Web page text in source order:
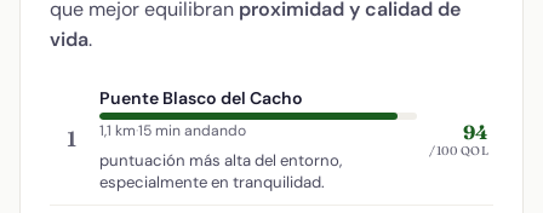
que mejor equilibran proximidad y calidad de
vida.
1
Puente Blasco del Cacho
1,1 km·15 min andando
puntuación más alta del entorno,
especialmente en tranquilidad.
94
/100 QOL